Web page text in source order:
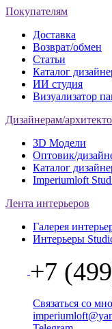
Покупателям
Доставка
Возврат/обмен
Статьи
Каталог
ИИ студия
Визуализатор
Дизайнерам/
3D Модели
Оптовик/
Каталог
Imperiumloft
Лента интерьеров
Галерея
Интерьеры
+7
Связаться со